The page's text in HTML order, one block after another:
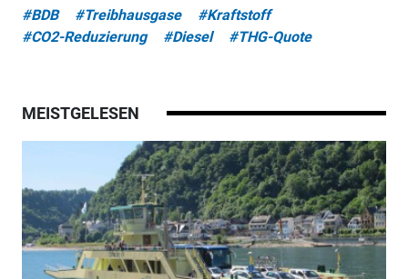
#BDB #Treibhausgase
#Kraftstoff
#CO2-Reduzierung
#Diesel #THG-Quote
MEISTGELESEN